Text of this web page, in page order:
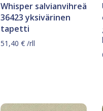
Whisper salvianvihreä
36423 yksivärinen
tapetti
51,40 €/rll